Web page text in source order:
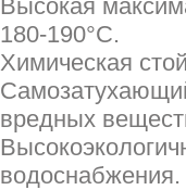
Высокая
180-190°С.
Химическая
вредных
водоснабжения.